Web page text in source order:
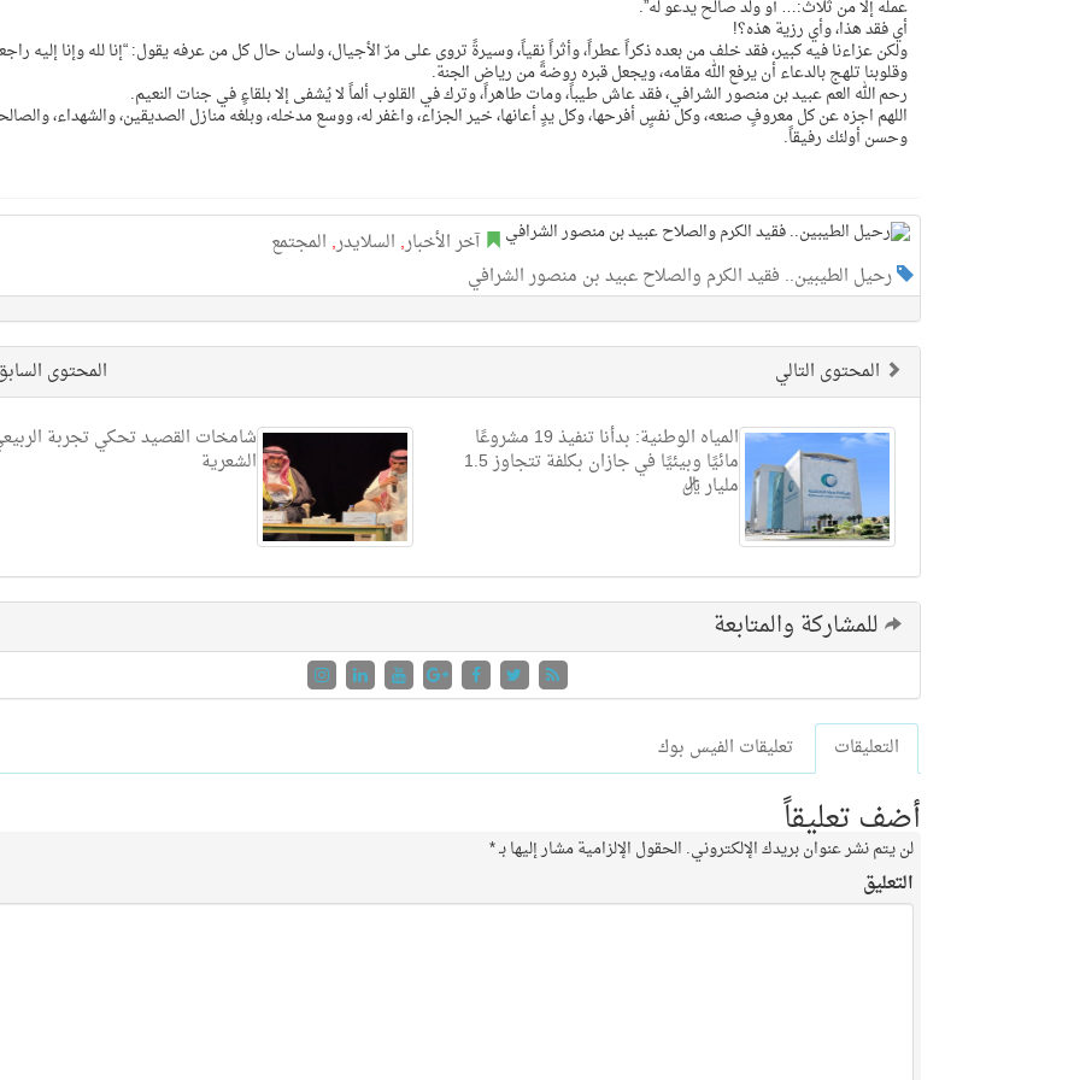
عمله إلا من ثلاث:… أو ولد صالح يدعو له”.
أي فقد هذا، وأي رزية هذه؟!
ولكن عزاءنا فيه كبير، فقد خلف من بعده ذكراً عطراً، وأثراً نقياً، وسيرةً تروى على مرّ الأجيال، ولسان حال كل من عرفه يقول: “إنا لله وإنا إليه
وقلوبنا تلهج بالدعاء أن يرفع الله مقامه، ويجعل قبره روضةً من رياض الجنة.
رحم الله العم عبيد بن منصور الشرافي، فقد عاش طيباً، ومات طاهراً، وترك في القلوب ألماً لا يُشفى إلا بلقاءٍ في جنات النعيم.
اللهم اجزه عن كل معروفٍ صنعه، وكل نفسٍ أفرحها، وكل يدٍ أعانها، خير الجزاء، واغفر له، ووسع مدخله، وبلغه منازل الصديقين، والشهداء،
وحسن أولئك رفيقاً.
آخر الأخبار, السلايدر, المجتمع
رحيل الطيبين.. فقيد الكرم والصلاح عبيد بن منصور الشرافي
المحتوى المحتوى التالي
شامخات القصيد تحكي تجربة
الشعرية
المياه الوطنية: بدأنا تنفيذ 19 مشروعًا
مائيًا وبيئيًا في جازان بكلفة تتجاوز 1.5
مليار ريال
للمشاركة والمتابعة
التعليقات تعليقات الفيس بوك
أضف تعليقاً
لن يتم نشر عنوان بريدك الإلكتروني. الحقول الإلزامية مشار إليها بـ*
التعليق